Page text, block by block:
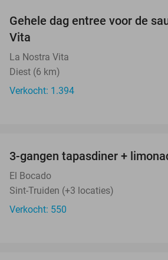
Gehele dag entree voor de
Vita
La Nostra Vita
Diest (6 km)
Verkocht: 1.394
3-gangen tapasdiner +
El Bocado
Sint-Truiden (+3 locaties)
Verkocht: 550